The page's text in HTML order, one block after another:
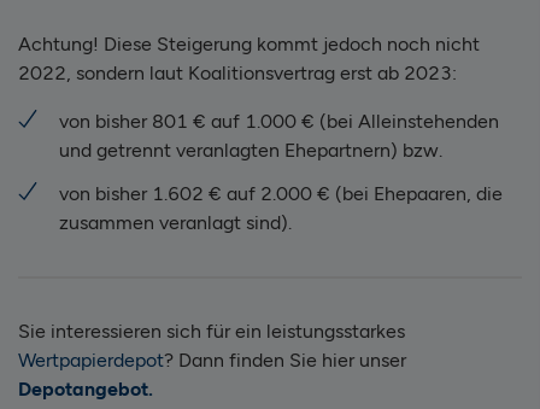
Achtung! Diese Steigerung kommt jedoch noch nicht
2022, sondern laut Koalitionsvertrag erst ab 2023:
von bisher 801 € auf 1.000 € (bei Alleinstehenden
und getrennt veranlagten Ehepartnern) bzw.
von bisher 1.602 € auf 2.000 € (bei Ehepaaren, die
zusammen veranlagt sind).
Sie interessieren sich für ein leistungsstarkes
Wertpapierdepot? Dann finden Sie hier unser
Depotangebot.